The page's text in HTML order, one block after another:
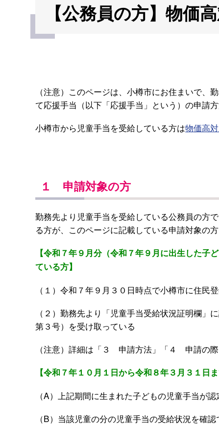
【公務員の方】物価
（注意）このページは、小樽市にお住まいで
て応援手当（以下「応援手当」という）の申請
小樽市から児童手当を受給している方は物価高
１ 申請対象の方
勤務先より児童手当を受給している公務員の方
る方が、このページに記載している申請対象の方
【令和７年９月分（令和７年９月に出生した
ている方】
（１）令和７年９月３０日時点で小樽市に住民
（２）勤務先より「児童手当受給状況証明欄
第３号）を受け取っている
（注意）詳細は「３ 申請方法」「４ 申請の際
【令和７年１０月１日から令和８年３月３１日
（A）上記期間に生まれた子どもの児童手当が
（B）当該児童の分の児童手当の受給状況を確